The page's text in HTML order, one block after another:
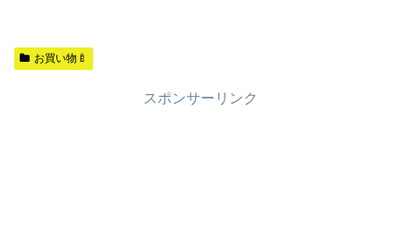
お買い物🍼
スポンサーリンク